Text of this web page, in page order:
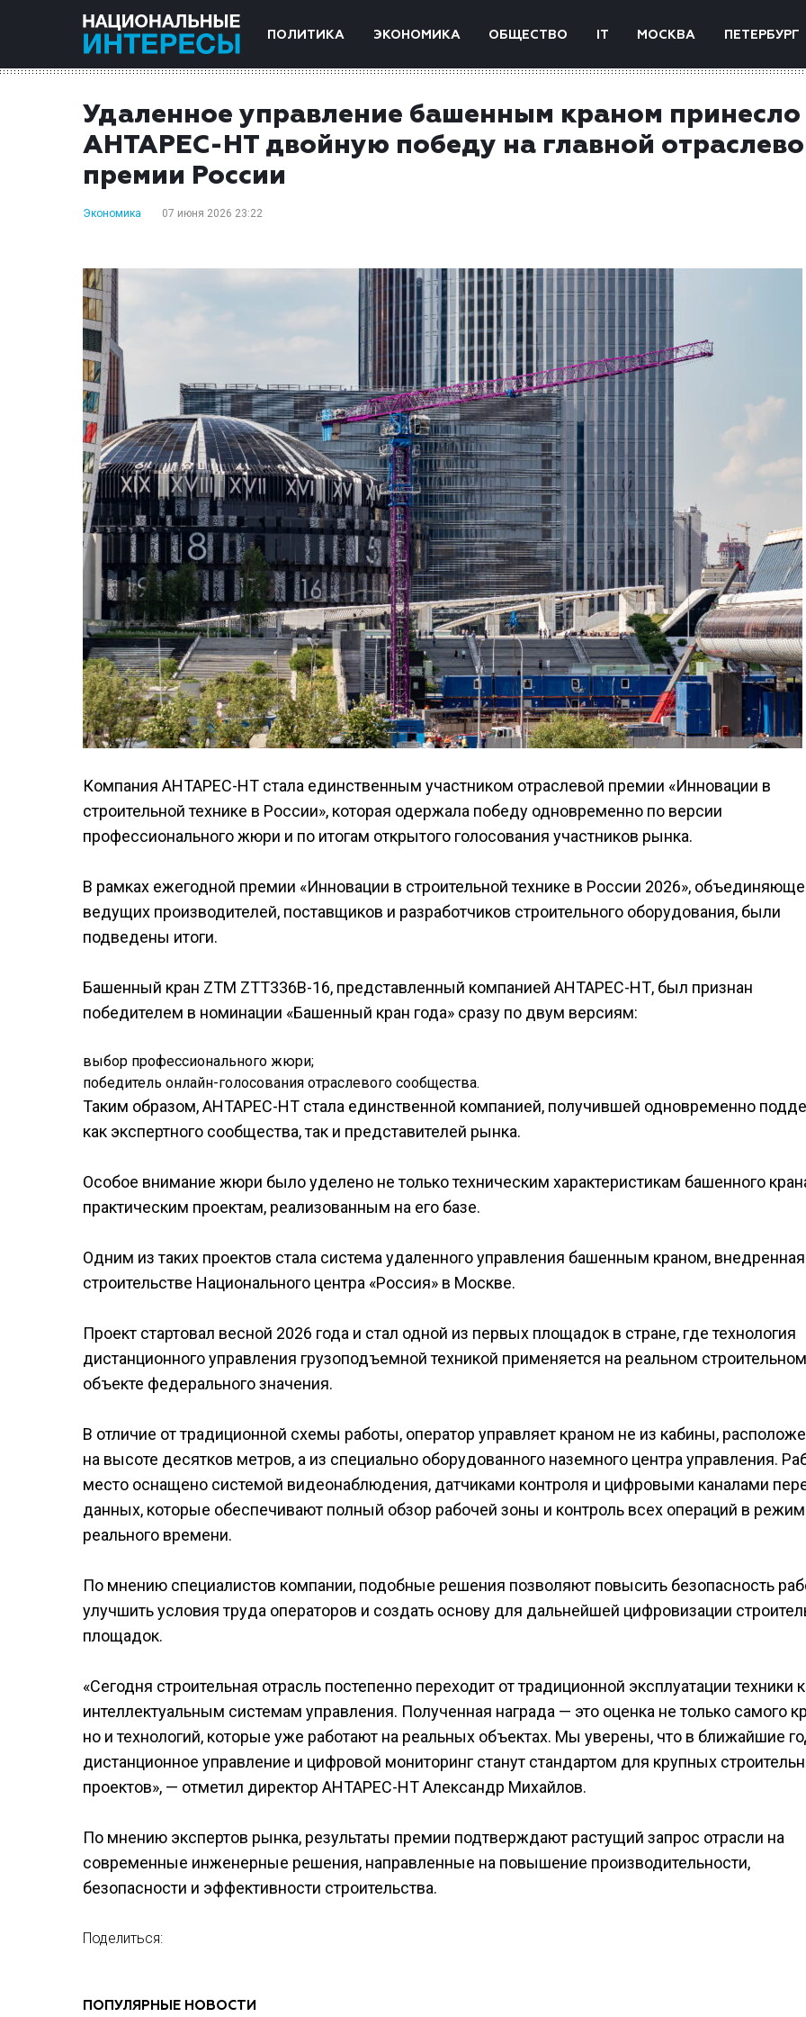
ПОЛИТИКА ЭКОНОМИКА ОБЩЕСТВО IT МОСКВА ПЕТЕРБУРГ
Удаленное управление башенным краном принесло
АНТАРЕС-НТ двойную победу на главной
премии России
Экономика 07 июня 2026 23:22
Компания АНТАРЕС-НТ стала единственным участником отраслевой премии «Инновации в
строительной технике в России», которая одержала победу одновременно по версии
профессионального жюри и по итогам открытого голосования участников рынка.
В рамках ежегодной премии «Инновации в строительной технике в России 2026»,
ведущих производителей, поставщиков и разработчиков строительного оборудования, были
подведены итоги.
Башенный кран ZTM ZTT336B-16, представленный компанией АНТАРЕС-НТ, был признан
победителем в номинации «Башенный кран года» сразу по двум версиям:
выбор профессионального жюри;
победитель онлайн-голосования отраслевого сообщества.
Таким образом, АНТАРЕС-НТ стала единственной компанией, получившей одновременно
как экспертного сообщества, так и представителей рынка.
Особое внимание жюри было уделено не только техническим характеристикам башенного
практическим проектам, реализованным на его базе.
Одним из таких проектов стала система удаленного управления башенным краном,
строительстве Национального центра «Россия» в Москве.
Проект стартовал весной 2026 года и стал одной из первых площадок в стране, где технология
дистанционного управления грузоподъемной техникой применяется на реальном строительном
объекте федерального значения.
В отличие от традиционной схемы работы, оператор управляет краном не из кабины,
на высоте десятков метров, а из специально оборудованного наземного центра управления.
место оснащено системой видеонаблюдения, датчиками контроля и цифровыми каналами
данных, которые обеспечивают полный обзор рабочей зоны и контроль всех операций в
реального времени.
По мнению специалистов компании, подобные решения позволяют повысить безопасность
улучшить условия труда операторов и создать основу для дальнейшей цифровизации
площадок.
«Сегодня строительная отрасль постепенно переходит от традиционной эксплуатации техники к
интеллектуальным системам управления. Полученная награда — это оценка не только самого
но и технологий, которые уже работают на реальных объектах. Мы уверены, что в ближайшие
дистанционное управление и цифровой мониторинг станут стандартом для крупных
проектов», — отметил директор АНТАРЕС-НТ Александр Михайлов.
По мнению экспертов рынка, результаты премии подтверждают растущий запрос отрасли на
современные инженерные решения, направленные на повышение производительности,
безопасности и эффективности строительства.
Поделиться:
ПОПУЛЯРНЫЕ НОВОСТИ